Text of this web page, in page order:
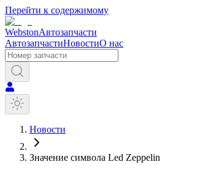
Перейти к содержимому
WebstonАвтозапчасти
АвтозапчастиНовостиО нас
Новости
Значение символа Led Zeppelin